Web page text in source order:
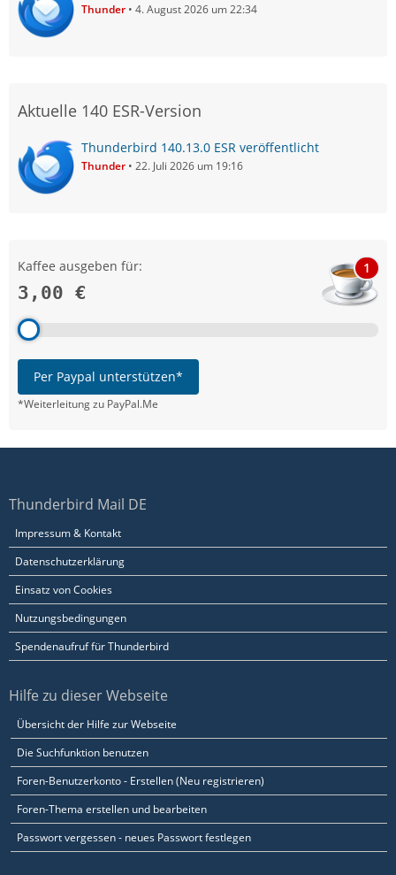
Thunder 4. August 2026 um 22:34
Aktuelle 140 ESR-Version
Thunderbird 140.13.0 ESR veröffentlicht
Thunder 22. Juli 2026 um 19:16
Kaffee ausgeben für:
3,00 €
1
Per Paypal unterstützen*
*Weiterleitung zu PayPal.Me
Thunderbird Mail DE
Impressum & Kontakt
Datenschutzerklärung
Einsatz von Cookies
Nutzungsbedingungen
Spendenaufruf für Thunderbird
Hilfe zu dieser Webseite
Übersicht der Hilfe zur Webseite
Die Suchfunktion benutzen
Foren-Benutzerkonto - Erstellen (Neu registrieren)
Foren-Thema erstellen und bearbeiten
Passwort vergessen - neues Passwort festlegen